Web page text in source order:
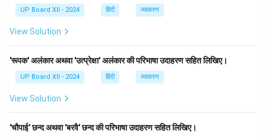
UP Board XII - 2024 हिंदी व्याकरण
View Solution
'रूपक' अलंकार अथवा 'उत्प्रेक्षा' अलंकार की परिभाषा उदाहरण सहित लिखिए।
UP Board XII - 2024 हिंदी व्याकरण
View Solution
'चौपाई' छन्द अथवा 'बरवै' छन्द की परिभाषा उदाहरण सहित लिखिए।